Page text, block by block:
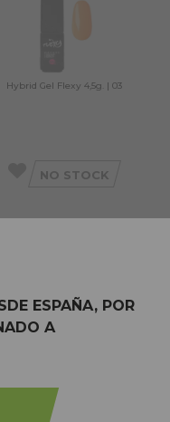
Hybrid Gel Flexy 4,5g. | 03
NO STOCK
ESPAÑA, POR
A